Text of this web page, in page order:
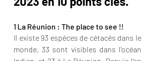
1 La Réunion : The place to see !!
Il existe 93 espèces de cétacés dans le
monde, 33 sont visibles dans l’océan